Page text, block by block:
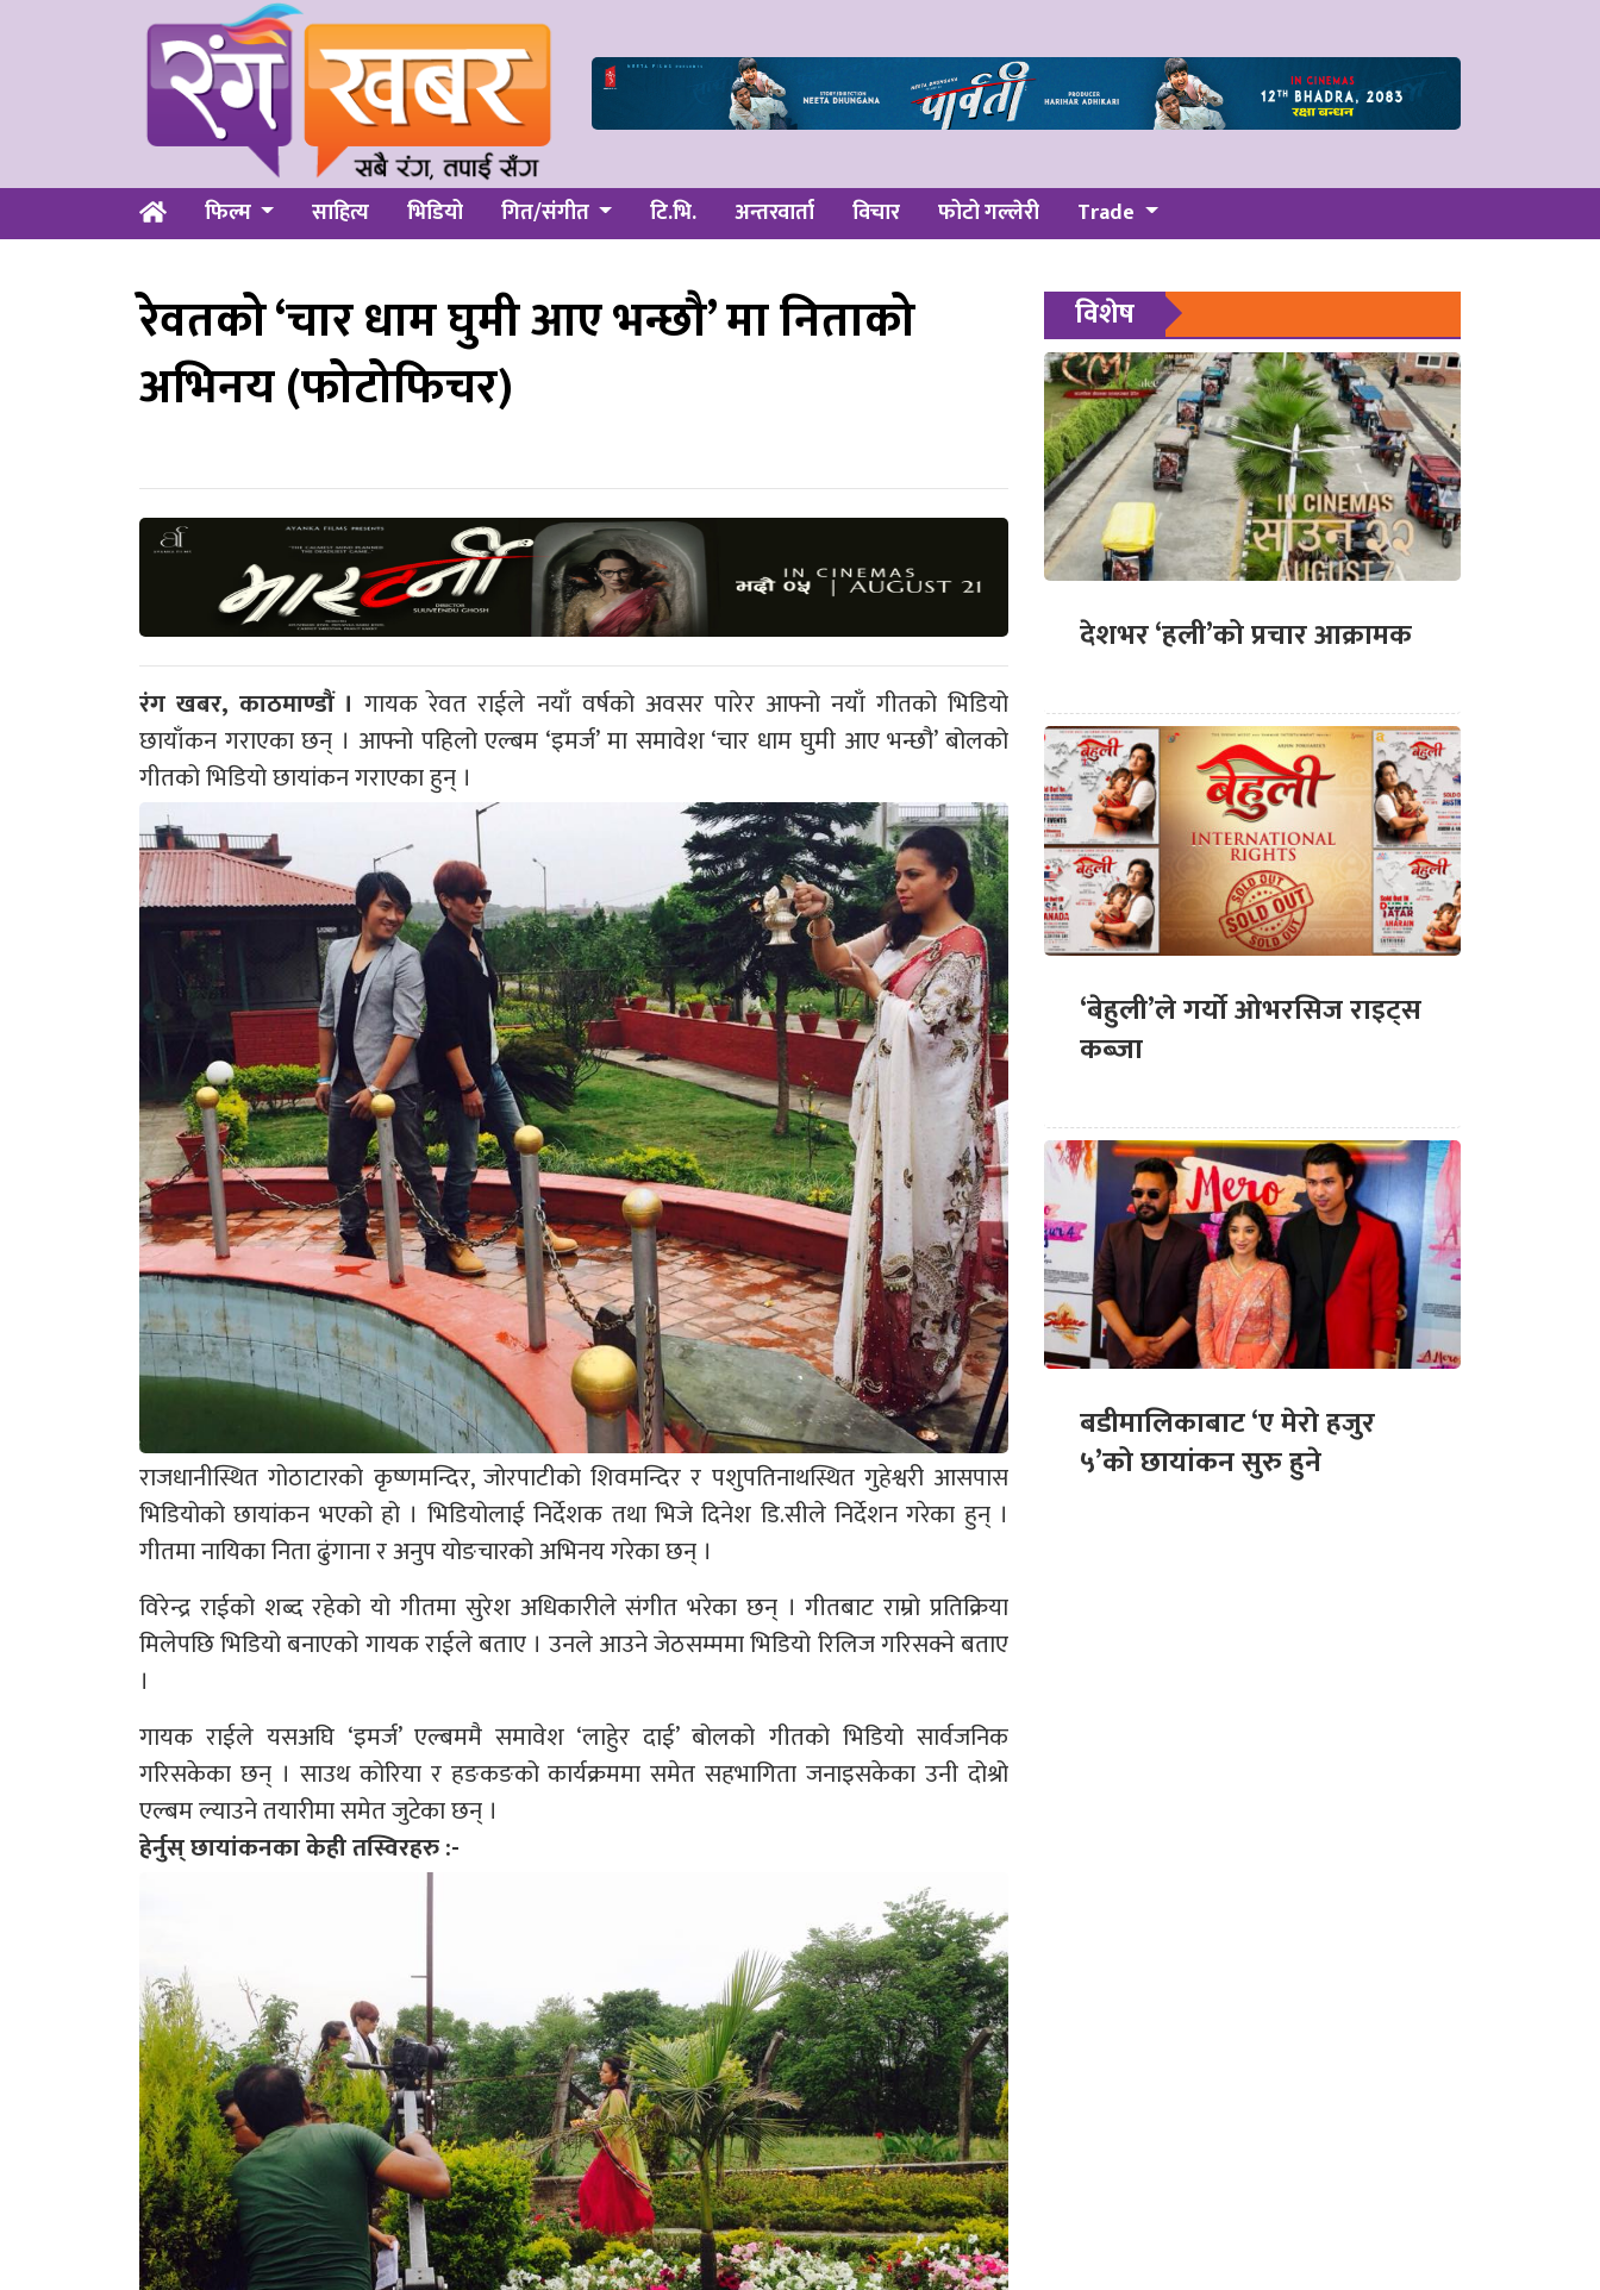
फिल्म साहित्य भिडियो गित/संगीत टि.भि. अन्तरवार्ता विचार फोटो गल्लेरी Trade
रेवतको ‘चार धाम घुमी आए भन्छौ’ मा निताको
अभिनय (फोटोफिचर)
रंग खबर, काठमाण्डौं ।गायक रेवत राईले नयाँ वर्षको अवसर पारेर आफ्नो नयाँ गीतको भिडियो
छायाँकन गराएका छन् । आफ्नो पहिलो एल्बम ‘इमर्ज’ मा समावेश ‘चार धाम घुमी आए भन्छौ’ बोलको
गीतको भिडियो छायांकन गराएका हुन् ।
राजधानीस्थित गोठाटारको कृष्णमन्दिर, जोरपाटीको शिवमन्दिर र पशुपतिनाथस्थित गुहेश्वरी आसपास
भिडियोको छायांकन भएको हो । भिडियोलाई निर्देशक तथा भिजे दिनेश डि.सीले निर्देशन गरेका हुन् ।
गीतमा नायिका निता ढुंगाना र अनुप योङचारको अभिनय गरेका छन् ।
विरेन्द्र राईको शब्द रहेको यो गीतमा सुरेश अधिकारीले संगीत भरेका छन् । गीतबाट राम्रो प्रतिक्रिया
मिलेपछि भिडियो बनाएको गायक राईले बताए । उनले आउने जेठसम्ममा भिडियो रिलिज गरिसक्ने बताए
।
गायक राईले यसअघि ‘इमर्ज’ एल्बममै समावेश ‘लाहुेर दाई’ बोलको गीतको भिडियो सार्वजनिक
गरिसकेका छन् । साउथ कोरिया र हङकङको कार्यक्रममा समेत सहभागिता जनाइसकेका उनी दोश्रो
एल्बम ल्याउने तयारीमा समेत जुटेका छन् ।
हेर्नुस् छायांकनका केही तस्विरहरु :-
विशेष
देशभर ‘हली’को प्रचार आक्रामक
‘बेहुली’ले गर्यो ओभरसिज राइट्स
कब्जा
बडीमालिकाबाट ‘ए मेरो हजुर
५’को छायांकन सुरु हुने